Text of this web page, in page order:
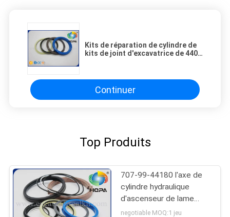
Kits de réparation de cylindre de
kits de joint d'excavatrice de 440-
Continuer
Top Produits
707-99-44180 l'axe de
cylindre hydraulique
d'ascenseur de lame
scelle l'excavatrice de
negotiable MOQ:1 jeu